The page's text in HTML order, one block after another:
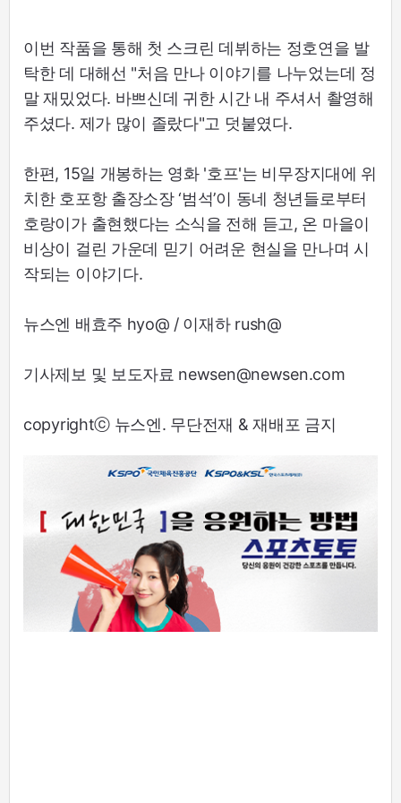
이번 작품을 통해 첫 스크린 데뷔하는 정호연을 발
탁한 데 대해선 "처음 만나 이야기를 나누었는데 정
말 재밌었다. 바쁘신데 귀한 시간 내 주셔서 촬영해
주셨다. 제가 많이 졸랐다"고 덧붙였다.
한편, 15일 개봉하는 영화 '호프'는 비무장지대에 위
치한 호포항 출장소장 ‘범석’이 동네 청년들로부터
호랑이가 출현했다는 소식을 전해 듣고, 온 마을이
비상이 걸린 가운데 믿기 어려운 현실을 만나며 시
작되는 이야기다.
뉴스엔 배효주 hyo@ / 이재하 rush@
기사제보 및 보도자료 newsen@newsen.com
copyrightⓒ 뉴스엔. 무단전재 & 재배포 금지